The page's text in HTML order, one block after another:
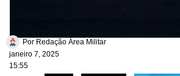
Por Redação Área Militar
janeiro 7, 2025
15:55